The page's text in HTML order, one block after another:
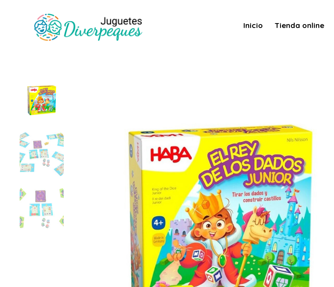
Inicio Tienda online